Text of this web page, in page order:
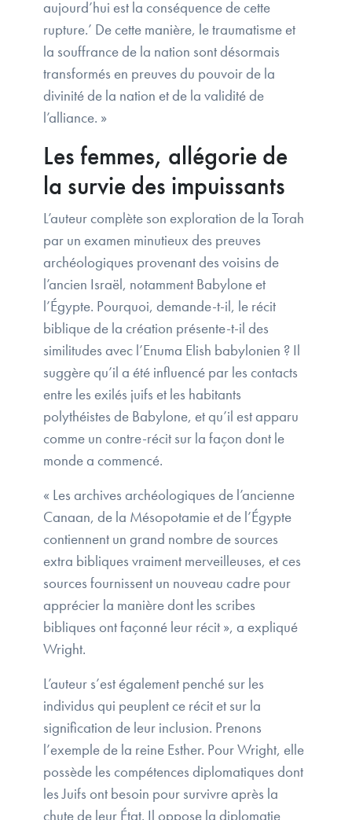
aujourd’hui est la conséquence de cette
rupture.’ De cette manière, le traumatisme et
la souffrance de la nation sont désormais
transformés en preuves du pouvoir de la
divinité de la nation et de la validité de
l’alliance. »
Les femmes, allégorie de
la survie des impuissants
L’auteur complète son exploration de la Torah
par un examen minutieux des preuves
archéologiques provenant des voisins de
l’ancien Israël, notamment Babylone et
l’Égypte. Pourquoi, demande-t-il, le récit
biblique de la création présente-t-il des
similitudes avec l’Enuma Elish babylonien ? Il
suggère qu’il a été influencé par les contacts
entre les exilés juifs et les habitants
polythéistes de Babylone, et qu’il est apparu
comme un contre-récit sur la façon dont le
monde a commencé.
« Les archives archéologiques de l’ancienne
Canaan, de la Mésopotamie et de l’Égypte
contiennent un grand nombre de sources
extra bibliques vraiment merveilleuses, et ces
sources fournissent un nouveau cadre pour
apprécier la manière dont les scribes
bibliques ont façonné leur récit », a expliqué
Wright.
L’auteur s’est également penché sur les
individus qui peuplent ce récit et sur la
signification de leur inclusion. Prenons
l’exemple de la reine Esther. Pour Wright, elle
possède les compétences diplomatiques dont
les Juifs ont besoin pour survivre après la
chute de leur État. Il oppose la diplomatie